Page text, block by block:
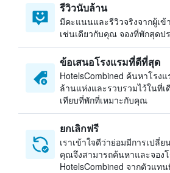
รีวิวนับล้าน
มีคะแนนและรีวิวจริงจากผู้เ
เช่นเดียวกับคุณ จองที่พักสุดป
ข้อเสนอโรงแรมที่ดีที่สุด
HotelsCombined ค้นหาโรง
ล้านแห่งและรวบรวมไว้ในที่เ
เทียบที่พักที่เหมาะกับคุณ
ยกเลิกฟรี
เราเข้าใจดีว่าย่อมมีการเปลี่
คุณจึงสามารถค้นหาและจอง
HotelsCombined จากตัวแท